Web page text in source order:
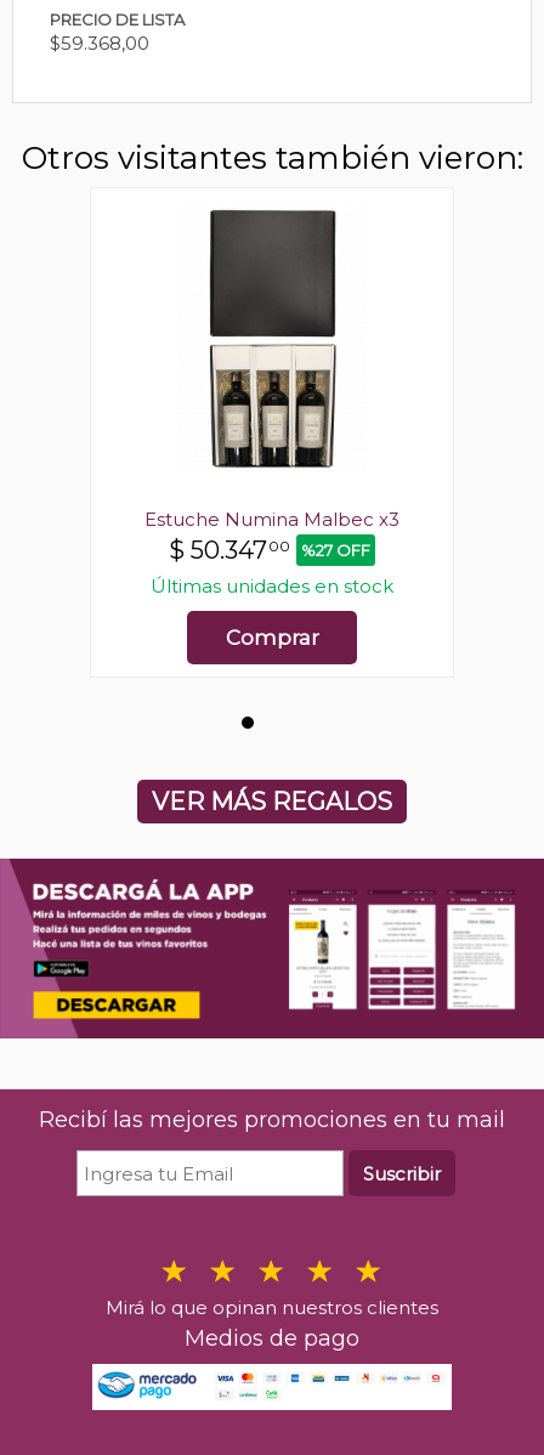
PRECIO DE LISTA
$59.368,00
Otros visitantes también vieron:
Estuche Numina Malbec x3
$ 50.34700 %27 OFF
Últimas unidades en stock
Comprar
VER MÁS REGALOS
Recibí las mejores promociones en tu mail
Suscribir
Mirá lo que opinan nuestros clientes
Medios de pago